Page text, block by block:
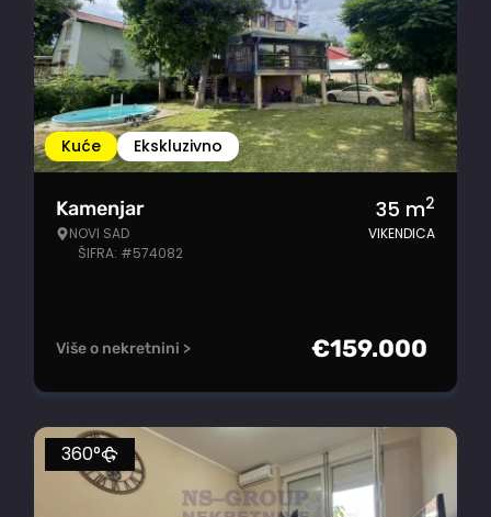
Kuće Ekskluzivno
Kamenjar
NOVI SAD
ŠIFRA: #574082
35 m2
VIKENDICA
Više o nekretnini > €159.000
360°